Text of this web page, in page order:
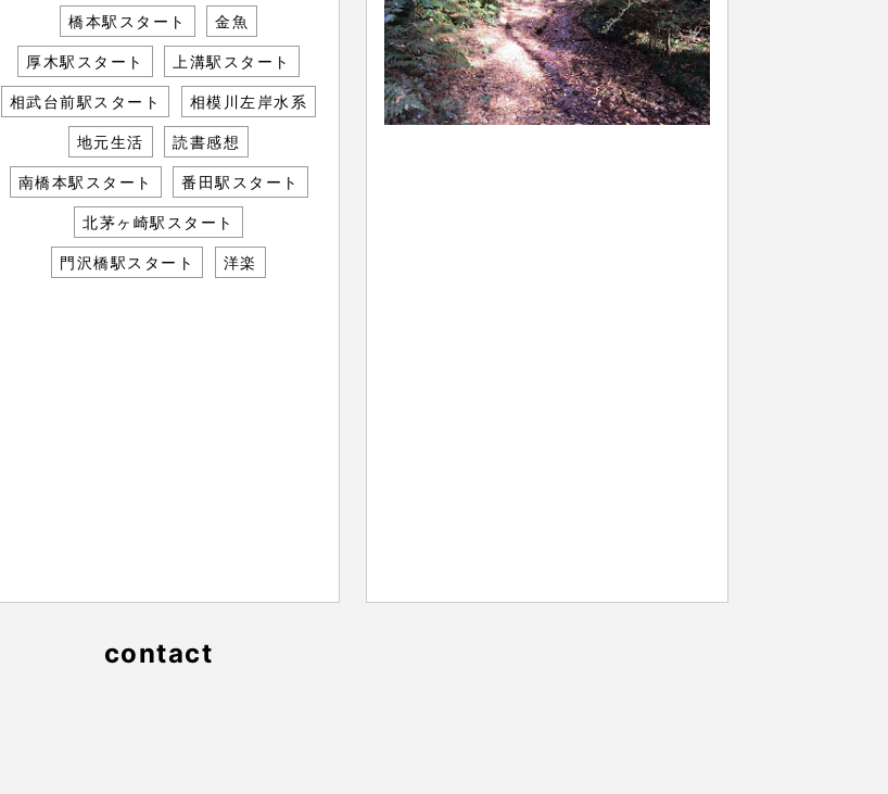
橋本駅スタート 金魚
厚木駅スタート 上溝駅スタート
相武台前駅スタート 相模川左岸水系
地元生活 読書感想
南橋本駅スタート 番田駅スタート
北茅ヶ崎駅スタート
門沢橋駅スタート 洋楽
contact